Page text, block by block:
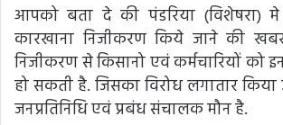
आपको बता दे की पंडरिया (विशेषरा)
कारखाना निजीकरण किये जाने की
निजीकरण से किसानो एवं कर्मचारियों को
हो सकती है. जिसका विरोध लगातार किया
जनप्रतिनिधि एवं प्रबंध संचालक मौन है.